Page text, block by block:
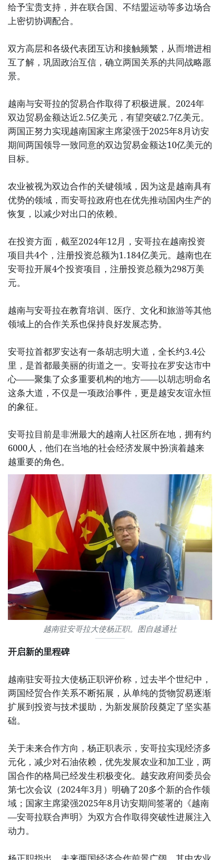
给予宝贵支持，并在联合国、不结盟运动等多边场合
上密切协调配合。
双方高层和各级代表团互访和接触频繁，从而增进相
互了解，巩固政治互信，确立两国关系的共同战略愿
景。
越南与安哥拉的贸易合作取得了积极进展。2024年
双边贸易金额达近2.5亿美元，有望突破2.7亿美元。
两国正努力实现越南国家主席梁强于2025年8月访安
期间两国领导一致同意的双边贸易金额达10亿美元的
目标。
农业被视为双边合作的关键领域，因为这是越南具有
优势的领域，而安哥拉政府也在优先推动国内生产的
恢复，以减少对出口的依赖。
在投资方面，截至2024年12月，安哥拉在越南投资
项目共4个，注册投资总额为1.184亿美元。越南也在
安哥拉开展4个投资项目，注册投资总额为298万美
元。
越南与安哥拉在教育培训、医疗、文化和旅游等其他
领域上的合作关系也保持良好发展态势。
安哥拉首都罗安达有一条胡志明大道，全长约3.4公
里，是首都最美丽的街道之一。安哥拉在罗安达市中
心——聚集了众多重要机构的地方——以胡志明命名
这条大道，不仅是一项政治事件，更是越安友谊永恒
的象征。
安哥拉目前是非洲最大的越南人社区所在地，拥有约
6000人，他们在当地的社会经济发展中扮演着越来
越重要的角色。
越南驻安哥拉大使杨正职。图自越通社
开启新的里程碑
越南驻安哥拉大使杨正职评价称，过去半个世纪中，
两国经贸合作关系不断拓展，从单纯的货物贸易逐渐
扩展到投资与技术援助，为新发展阶段奠定了坚实基
础。
关于未来合作方向，杨正职表示，安哥拉实现经济多
元化，减少对石油依赖，优先发展农业和加工业，两
国合作的格局已经发生积极变化。越安政府间委员会
第七次会议（2024年3月）明确了20多个新的合作领
域；国家主席梁强2025年8月访安期间签署的《越南
—安哥拉联合声明》为双方合作取得突破性进展注入
动力。